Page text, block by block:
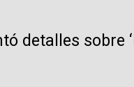
detalles sobre